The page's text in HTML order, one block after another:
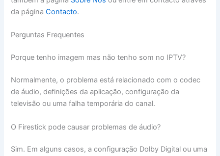
da páginaContacto.
Perguntas Frequentes
Porque tenho imagem mas não tenho som no IPTV?
Normalmente, o problema está relacionado com o codec
de áudio, definições da aplicação, configuração da
televisão ou uma falha temporária do canal.
O Firestick pode causar problemas de áudio?
Sim. Em alguns casos, a configuração Dolby Digital ou uma